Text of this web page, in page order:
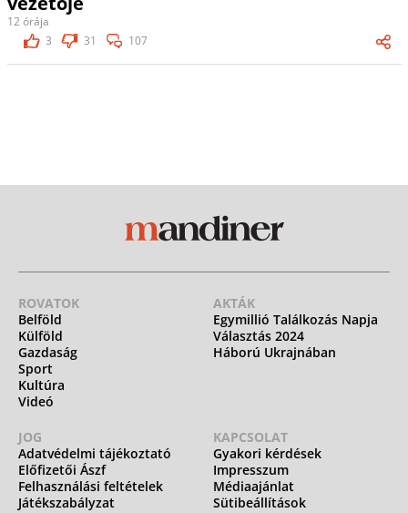
12 órája
3
31 107
ROVATOK
Belföld
Külföld
Gazdaság
Sport
Kultúra
Videó
AKTÁK
Egymillió Találkozás Napja
Választás 2024
Háború Ukrajnában
JOG
Adatvédelmi tájékoztató
Előfizetői Ászf
Felhasználási feltételek
Játékszabályzat
KAPCSOLAT
Gyakori kérdések
Impresszum
Médiaajánlat
Sütibeállítások